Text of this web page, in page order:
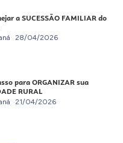
a SUCESSÃO FAMILIAR do
28/04/2026
para ORGANIZAR sua
RURAL
21/04/2026